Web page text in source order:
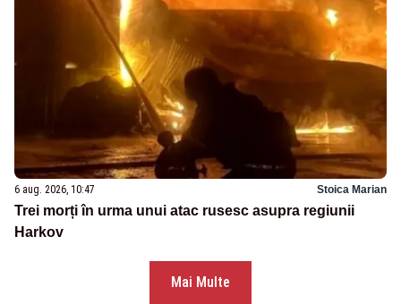
6 aug. 2026, 10:47 Stoica Marian
Trei morți în urma unui atac rusesc asupra regiunii
Harkov
Mai Multe